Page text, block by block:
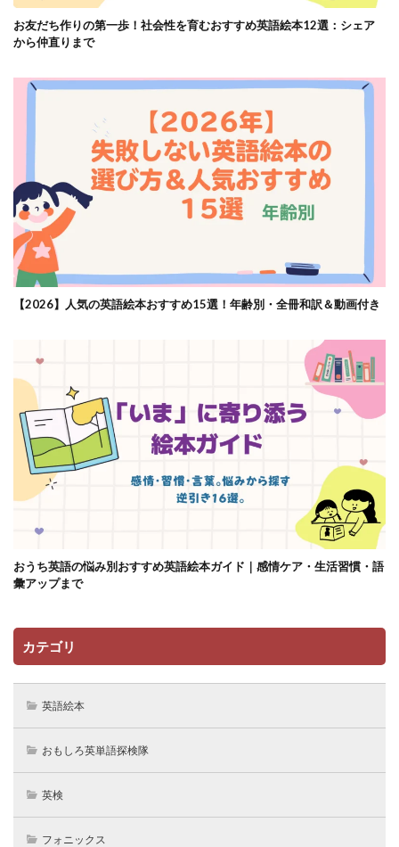
お友だち作りの第一歩！社会性を育むおすすめ英語絵本12選：シェア
から仲直りまで
【2026】人気の英語絵本おすすめ15選！年齢別・全冊和訳＆動画付き
おうち英語の悩み別おすすめ英語絵本ガイド｜感情ケア・生活習慣・語
彙アップまで
カテゴリ
英語絵本
おもしろ英単語探検隊
英検
フォニックス